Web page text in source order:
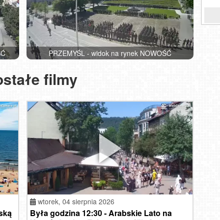
PRZEMYŚL - widok na rynek NOWOŚĆ
filmy
wtorek, 04 sierpnia 2026
Była godzina 12:30 - Arabskie Lato na
»
przeczytaj »